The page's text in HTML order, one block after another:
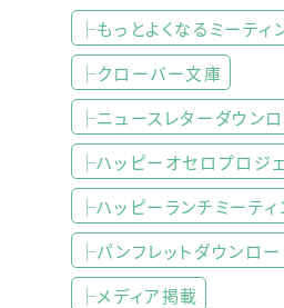
├もっとよくなるミーティ
├クローバー文庫
├ニュースレターダウン
├ハッピーオセロプロジ
├ハッピーランチミーティ
├パンフレットダウンロー
├メディア掲載